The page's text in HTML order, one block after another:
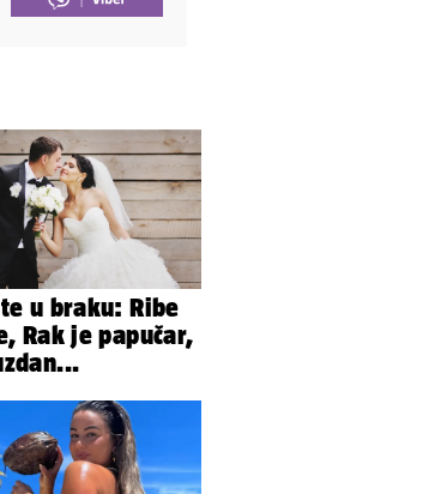
u braku: Ribe
Rak je papučar,